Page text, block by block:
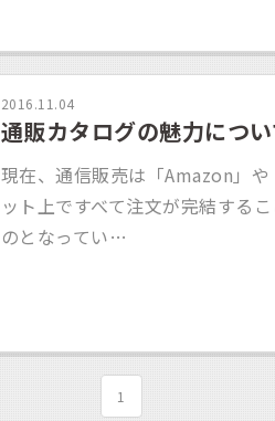
2016.11.04
通販カタログの魅力につ
現在、通信販売は「Amazon」
ット上ですべて注文が完結する
のとなってい…
1